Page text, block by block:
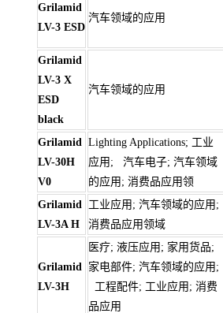
Grilamid
LV-3 ESD
汽车领域的应用
Grilamid
LV-3 X
ESD
black
汽车领域的应用
Grilamid
LV-30H
V0
Lighting Applications; 工业
应用; 汽车电子; 汽车领域
的应用; 消费品应用领
Grilamid
LV-3A H
工业应用; 汽车领域的应用;
消费品应用领域
Grilamid
LV-3H
医疗; 液压应用; 家用货品;
家电部件; 汽车领域的应用;
工程配件; 工业应用; 消费
品应用